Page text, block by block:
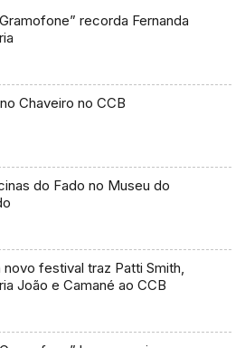
recorda Fernanda
Chaveiro no CCB
do Fado no Museu do
novo festival traz Patti Smith,
João e Camané ao CCB